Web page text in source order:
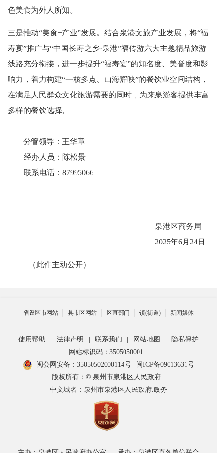
色美食为外人所知。
三是推动“美食+产业”发展。 结合泉港文旅产业发展，将“福
寿宴”推广与“中国长寿之乡·泉港”福传游六大主题精品旅游
线路充分衔接，进一步提升“福寿宴”的知名度、美誉度和影
响力，着力构建“一核多点、山海辉映”的餐饮业空间结构，
在满足人民群众文化旅游需要的同时，为来泉游客提供丰富
多样的餐饮选择。
分管领导： 王华章
经办人员： 陈松景
联系电话：87995066
泉港区商务局
2025年6月 24日
（此件主动公开）
省设区市网站 县市区网站 区直部门 镇(街道) 新闻媒体
使用帮助 | 法律声明 | 联系我们 | 网站地图 |
隐私保护
网站标识码：3505050001
闽公网安备：35050502000114号
闽ICP备09013631号
版权所有：© 泉州市泉港区人民政府
中文域名：泉州市泉港区人民政府.政务